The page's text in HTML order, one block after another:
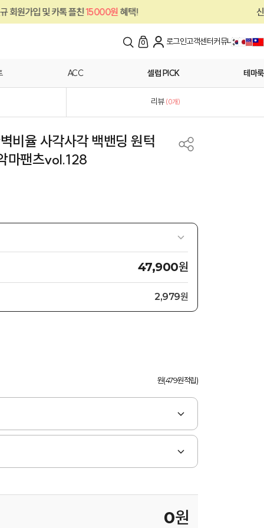
원혜택! 신규 회원가입 및 카톡 플친
0 로그인고객센터커뮤니티
ACC 셀럽 PICK 테마룩
리뷰 (0개)
율 사각사각 백밴딩 원턱
마팬츠vol.128
47,900원
2,979원
원(479원적립)
0원